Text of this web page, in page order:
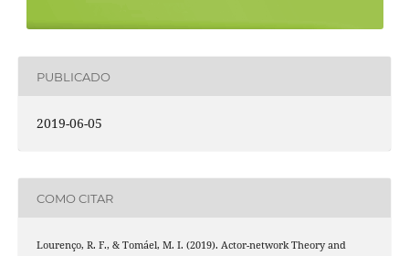
PUBLICADO
2019-06-05
COMO CITAR
Lourenço, R. F., & Tomáel, M. I. (2019). Actor-network Theory and